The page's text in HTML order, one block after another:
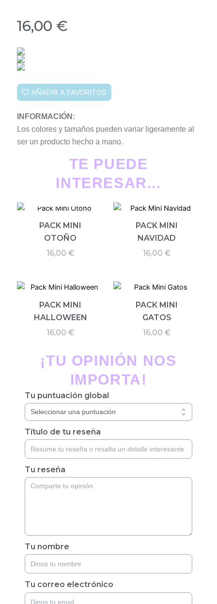
16,00 €
AÑADIR A FAVORITOS
INFORMACIÓN:
Los colores y tamaños pueden variar ligeramente al
ser un producto hecho a mano.
TE PUEDE
INTERESAR...
PACK MINI
OTOÑO
16,00 €
PACK MINI
NAVIDAD
16,00 €
PACK MINI
HALLOWEEN
16,00 €
PACK MINI
GATOS
16,00 €
¡TU OPINIÓN NOS
IMPORTA!
Tu puntuación global
Título de tu reseña
Tu reseña
Tu nombre
Tu correo electrónico